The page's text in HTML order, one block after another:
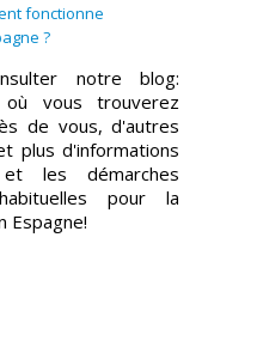
fonctionne
?
notre blog:
où vous trouverez
de vous, d'autres
plus d'informations
les démarches
pour la
Espagne!